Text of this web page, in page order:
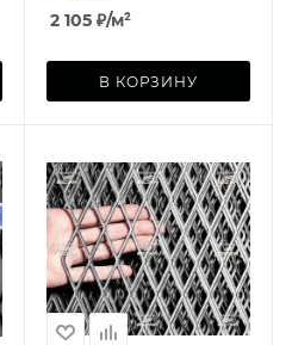
2 105 ₽/м²
В КОРЗИНУ